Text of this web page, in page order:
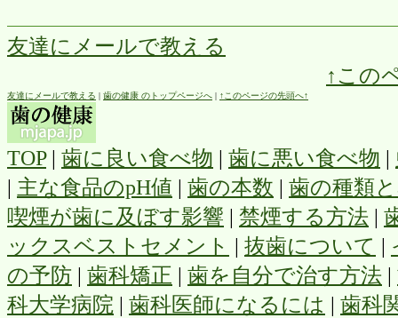
友達にメールで教える
↑この
友達にメールで教える | 歯の健康 のトップページへ | ↑このページの先頭へ↑
TOP| 歯に良い食べ物 | 歯に悪い食べ物 |
| 主な食品のpH値 | 歯の本数 | 歯の種類
喫煙が歯に及ぼす影響 | 禁煙する方法 |
ックスベストセメント | 抜歯について |
の予防 | 歯科矯正 | 歯を自分で治す方法 |
科大学病院 | 歯科医師になるには | 歯科